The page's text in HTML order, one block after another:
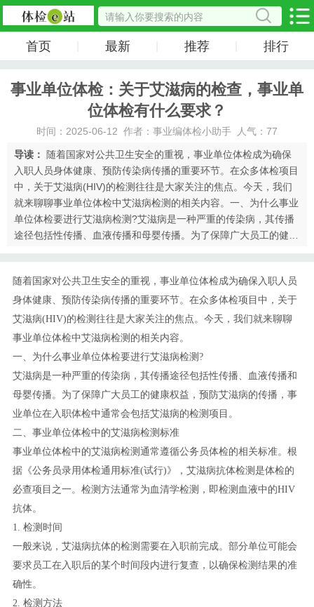
首页 最新 推荐 排行
事业单位体检：关于艾滋病的检查，事业单
位体检有什么要求？
时间：2025-06-12 作者：事业编体检小助手 人气：77
导读：
随着国家对公共卫生安全的重视，事业单位体检成为确保
入职人员身体健康、预防传染病传播的重要环节。在众多体检项目
中，关于艾滋病(HIV)的检测往往是大家关注的焦点。今天，我们
就来聊聊事业单位体检中艾滋病检测的相关内容。一、为什么事业
单位体检要进行艾滋病检测?艾滋病是一种严重的传染病，其传播
途径包括性传播、血液传播和母婴传播。为了保障广大员工的健康
权益，预防艾滋病的传播，事业单位在入职体检中通常会包括艾滋
随着国家对公共卫生安全的重视，事业单位体检成为确保入职人员
身体健康、预防传染病传播的重要环节。在众多体检项目中，关于
艾滋病(HIV)的检测往往是大家关注的焦点。今天，我们就来聊聊
事业单位体检中艾滋病检测的相关内容。
一、为什么事业单位体检要进行艾滋病检测?
艾滋病是一种严重的传染病，其传播途径包括性传播、血液传播和
母婴传播。为了保障广大员工的健康权益，预防艾滋病的传播，事
业单位在入职体检中通常会包括艾滋病的检测项目。
二、事业单位体检中的艾滋病检测标准
事业单位体检中的艾滋病检测通常遵循公务员体检的相关标准。根
据《公务员录用体检通用标准(试行)》，艾滋病抗体检测是体检的
必查项目之一。检测方法通常为血清学检测，即检测血液中的HIV
抗体。
1. 检测时间
一般来说，艾滋病抗体的检测需要在入职前完成。部分单位可能会
要求员工在入职后的某个时间段内进行复查，以确保检测结果的准
确性。
2. 检测方法